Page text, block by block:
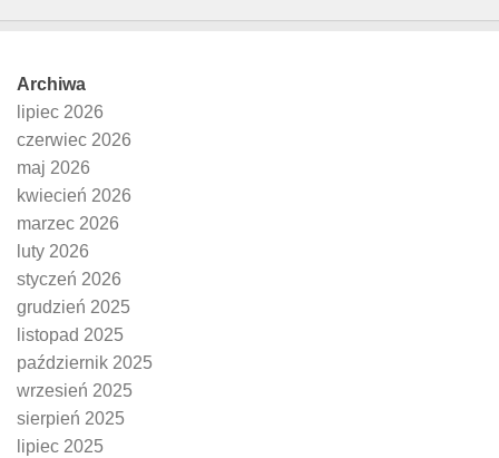
Archiwa
lipiec 2026
czerwiec 2026
maj 2026
kwiecień 2026
marzec 2026
luty 2026
styczeń 2026
grudzień 2025
listopad 2025
październik 2025
wrzesień 2025
sierpień 2025
lipiec 2025